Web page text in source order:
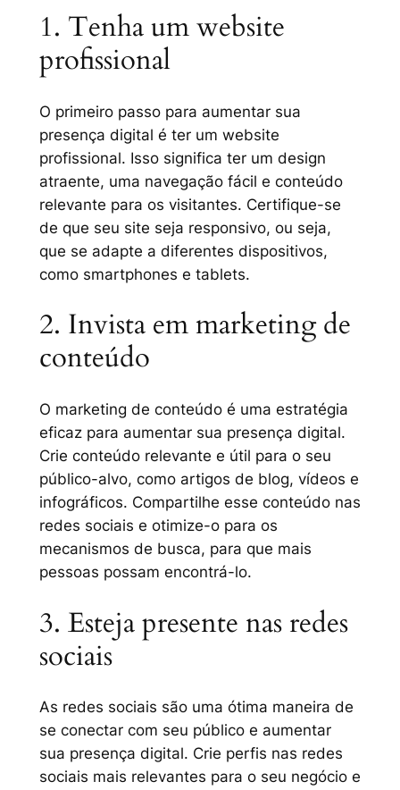
1. Tenha um website
profissional
O primeiro passo para aumentar sua
presença digital é ter um website
profissional. Isso significa ter um design
atraente, uma navegação fácil e conteúdo
relevante para os visitantes. Certifique-se
de que seu site seja responsivo, ou seja,
que se adapte a diferentes dispositivos,
como smartphones e tablets.
2. Invista em marketing de
conteúdo
O marketing de conteúdo é uma estratégia
eficaz para aumentar sua presença digital.
Crie conteúdo relevante e útil para o seu
público-alvo, como artigos de blog, vídeos e
infográficos. Compartilhe esse conteúdo nas
redes sociais e otimize-o para os
mecanismos de busca, para que mais
pessoas possam encontrá-lo.
3. Esteja presente nas redes
sociais
As redes sociais são uma ótima maneira de
se conectar com seu público e aumentar
sua presença digital. Crie perfis nas redes
sociais mais relevantes para o seu negócio e